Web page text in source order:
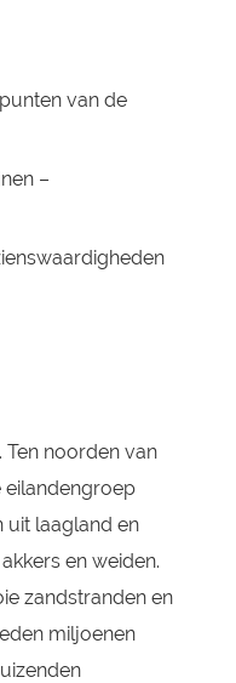
van de
–
Ten noorden van
eilandengroep
uit laagland en
en weiden.
zandstranden en
miljoenen